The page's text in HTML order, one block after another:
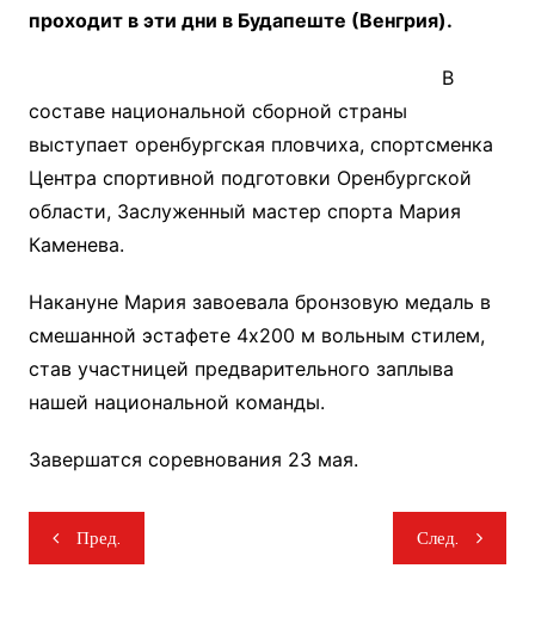
проходит в эти дни в Будапеште (Венгрия).
В
составе национальной сборной страны
выступает оренбургская пловчиха, спортсменка
Центра спортивной подготовки Оренбургской
области, Заслуженный мастер спорта Мария
Каменева.
Накануне Мария завоевала бронзовую медаль в
смешанной эстафете 4х200 м вольным стилем,
став участницей предварительного заплыва
нашей национальной команды.
Завершатся соревнования 23 мая.
Навигация
по
Пред. След.